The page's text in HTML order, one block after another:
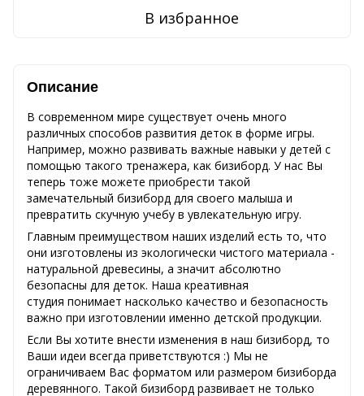
В избранное
Описание
В современном мире существует очень много
различных способов развития деток в форме игры.
Например, можно развивать важные навыки у детей с
помощью такого тренажера, как бизиборд. У нас Вы
теперь тоже можете приобрести такой
замечательный бизиборд для своего малыша и
превратить скучную учебу в увлекательную игру.
Главным преимуществом наших изделий есть то, что
они изготовлены из экологически чистого материала -
натуральной древесины, а значит абсолютно
безопасны для деток. Наша креативная
студия понимает насколько качество и безопасность
важно при изготовлении именно детской продукции.
Если Вы хотите внести изменения в наш бизиборд, то
Ваши идеи всегда приветствуются :) Мы не
ограничиваем Вас форматом или размером бизиборда
деревянного. Такой бизиборд развивает не только